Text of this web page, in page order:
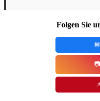
Folgen Sie